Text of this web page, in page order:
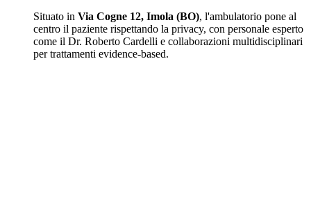
Situato in Via Cogne 12, Imola (BO), l'ambulatorio pone al
centro il paziente rispettando la privacy, con personale esperto
come il Dr. Roberto Cardelli e collaborazioni multidisciplinari
per trattamenti evidence-based.